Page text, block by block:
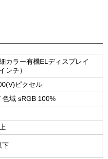
カラー有機ELディスプレイ
ンチ）
ピクセル
色域 sRGB 100%
下